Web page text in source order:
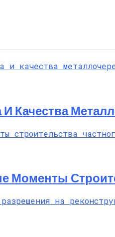
Качества
Моменты